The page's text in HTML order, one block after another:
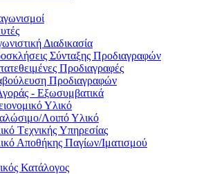
Διαδικασία
Σύνταξης Προδιαγραφών
Προδιαγραφές
Προδιαγραφών
- Εξωσυμβατικά
Υλικό
Λοιπό Υλικό
Tεχνικής Yπηρεσίας
Αποθήκης Παγίων/Ιματισμού
Κατάλογος